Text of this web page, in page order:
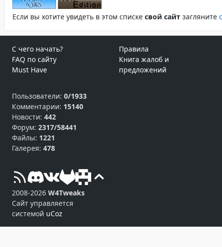
Если вы хотите увидеть в этом спиcке свой сайт загляните
С чего начать?
FAQ по сайту
Must Have
Правила
Книга жалоб и
предложений
Пользователи: 0/1933
Комментарии: 15140
Новости: 442
Форум: 2317/58441
Файлы: 1221
Галерея: 478
2008-2026 W4Tweaks
Сайт управляется
системой uCoz